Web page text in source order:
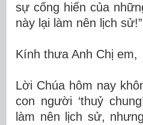
sự cống hiến của
này lại làm nên lịch
Kính thưa Anh Chị em,
Lời Chúa hôm nay
con người ‘thuỷ
làm nên lịch sử,